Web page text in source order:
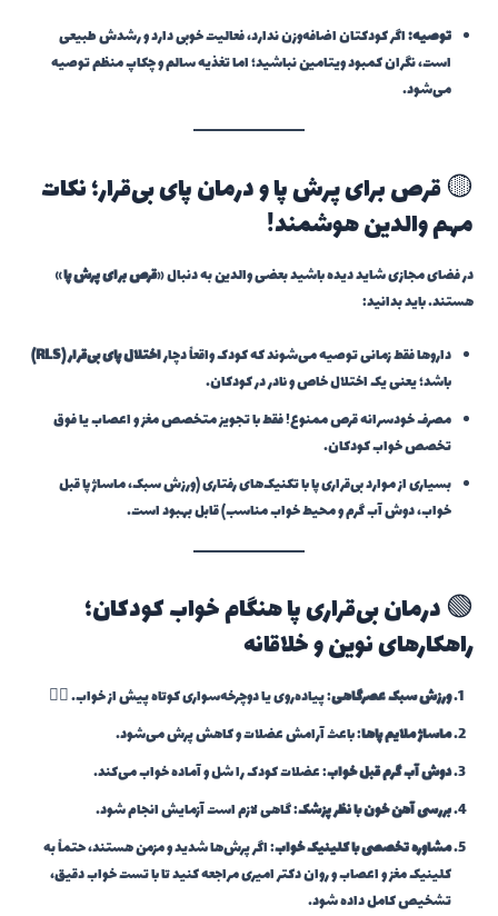
توصیه:اگر کودکتان اضافه‌وزن ندارد، فعالیت خوبی دارد و رشدش طبیعی
است، نگران کمبود ویتامین نباشید؛ اما تغذیه سالم و چکاپ منظم توصیه
می‌شود.
🟡 قرص برای پرش پا و درمان پای بی‌قرار؛ نکات
مهم والدین هوشمند!
در فضای مجازی شاید دیده باشید بعضی والدین به دنبال «قرص برای پرش پا»
هستند. باید بدانید:
داروها فقط زمانی توصیه می‌شوند که کودک واقعاً دچاراختلال پای بی‌قرار (RLS)
باشد؛ یعنی یک اختلال خاص و نادر در کودکان.
مصرف خودسرانه قرص ممنوع! فقط با تجویز متخصص مغز و اعصاب یا فوق
تخصص خواب کودکان.
بسیاری از موارد بی‌قراری پا با تکنیک‌های رفتاری (ورزش سبک، ماساژ پا قبل
خواب، دوش آب گرم و محیط خواب مناسب) قابل بهبود است.
🟢 درمان بی‌قراری پا هنگام خواب کودکان؛
راهکارهای نوین و خلاقانه
ورزش سبک عصرگاهی: پیاده‌روی یا دوچرخه‌سواری کوتاه پیش از خواب. 🚴‍♂️
ماساژ ملایم پاها: باعث آرامش عضلات و کاهش پرش می‌شود.
دوش آب گرم قبل خواب: عضلات کودک را شل و آماده خواب می‌کند.
بررسی آهن خون با نظر پزشک: گاهی لازم است آزمایش انجام شود.
مشاوره تخصصی با کلینیک خواب: اگر پرش‌ها شدید و مزمن هستند، حتماً به
کلینیک مغز و اعصاب و روان دکتر امیری مراجعه کنید تا با تست خواب دقیق،
تشخیص کامل داده شود.